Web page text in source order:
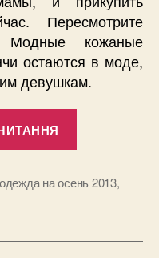
Пересмотрите
Модные кожаные
остаются в моде,
девушкам.
на
на осень 2013,